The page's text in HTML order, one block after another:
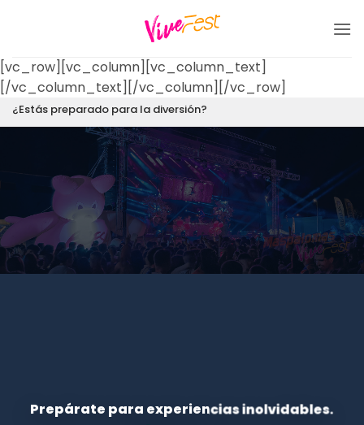
[vc_row][vc_column][vc_column_text]
[/vc_column_text][/vc_column][/vc_row]
¿Estás preparado para la diversión?
Prepárate para experiencias inolvidables.